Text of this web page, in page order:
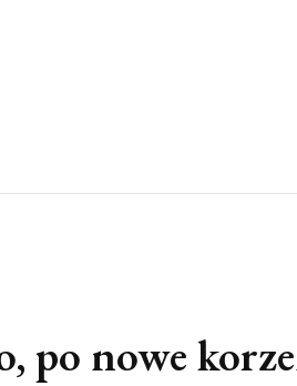
po nowe